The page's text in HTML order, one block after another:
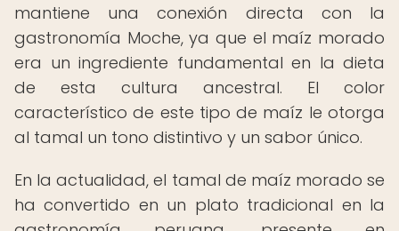
mantiene una conexión directa con la
gastronomía Moche, ya que el maíz morado
era un ingrediente fundamental en la dieta
de esta cultura ancestral. El color
característico de este tipo de maíz le otorga
al tamal un tono distintivo y un sabor único.
En la actualidad, el tamal de maíz morado se
ha convertido en un plato tradicional en la